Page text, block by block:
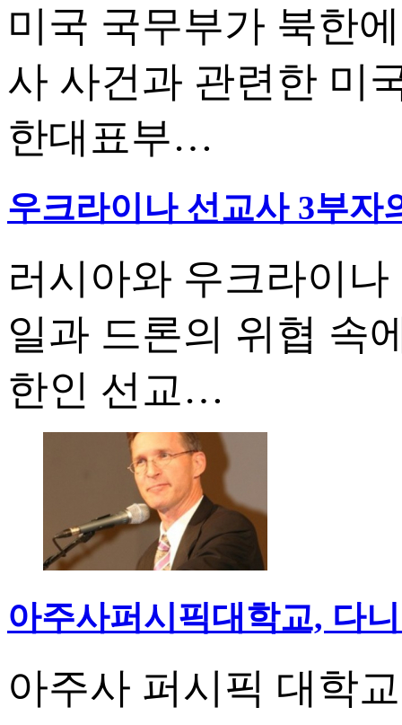
미국 국무부가 북한
사 사건과 관련한 미
한대표부…
우크라이나 선교사 3부
러시아와 우크라이
일과 드론의 위협 속
한인 선교…
아주사퍼시픽대학교, 다
아주사 퍼시픽 대학